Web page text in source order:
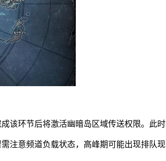
该环节后将激活幽暗岛区域传送权限。此
注意频道负载状态，高峰期可能出现排队